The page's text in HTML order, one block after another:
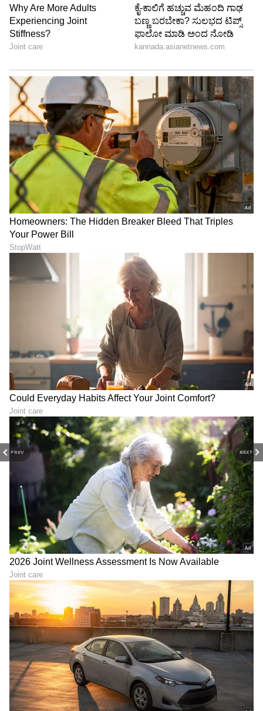
PREV NEXT
6
13
ರವೀನಾ ಟಂಡನ್ ಅನಿಲ್ ಥಡಾನಿ
ಅಪ್ರತಿಮ ಚಲನಚಿತ್ರ ನಟಿ ರವೀನಾ ಟಂಡನ್ 2004ರ
ಅನಿಲ್ ಥಡಾನಿ ಅವರನ್ನು ಭೇಟಿಯಾದರು. ಅನಿಲ್
ಮುಂಬೈನಲ್ಲಿ ಪ್ರಖ್ಯಾತ ಚಲನಚಿತ್ರ ವಿತರಕರಾಗಿದ್ದಾರೆ ಮತ್ತು
ಬಾಲಿವುಡ್‌ನಲ್ಲಿ ವಿಶ್ವಾಸಾರ್ಹ ವ್ಯಕ್ತಿಗಳಲ್ಲಿ ಒಬ್ಬರಾಗಿದ್ದಾರೆ.
ಸಧ್ಯ ಪುಷ್ಪಾ 2 ಚಿತ್ರದ ವಿತರಣೆ ಹಕ್ಕು ವಹಿಸಿಕೊಂಡಿದ್ದಾರೆ.
ದಂಪತಿಯ ನಿವ್ವಳ ಮೌಲ್ಯವು ಸುಮಾರು 6.5 ಮಿಲಿಯನ್
ಎಂದು ಅಂದಾಜಿಸಲಾಗಿದೆ.
7
ಸೋನಂ ಕಪೂರ್ ಆನಂದ್ ಅಹುಜಾ
ಸೋನಮ್ ಕಪೂರ್ 2018 ರಲ್ಲಿ ಆನಂದ್ ಅಹುಜಾ ಅವರನ್ನು
ವಿವಾಹವಾದರು. ಆನಂದ್ ಅವರು ಭಾನೆ ಮತ್ತು
ವೆಗ್ನಾನ್‌ವೆಗ್‌ನಲ್ಲಿ ಎರಡು ಯಶಸ್ವಿ ವ್ಯಾಪಾರ ವರ್ಟಿಕಲ್‌ಗಳನ್ನು
ನಡೆಸುತ್ತಿರುವ ಉದ್ಯಮಿಯಾಗಿದ್ದಾರೆ. ಇವು ಉಡುಪು,
ಸ್ನೀಕರ್ಸ್‌ನ ವ್ಯವಹಾರ ಒಳಗೊಂಡಿವೆ. ಇದಲ್ಲದೆ, ಆನಂದ್
ಅವರು ದೇಶದ ಅತಿದೊಡ್ಡ ರಫ್ತು ಸಂಸ್ಥೆಗಳಲ್ಲಿ ಒಂದಾದ ಶಾಹಿ
ಎಕ್ಸ್‌ಪೋರ್ಟ್ಸ್ ವ್ಯವಹಾರ ನಡೆಸುತ್ತಾರೆ. ಆನಂದ್ ಅವರು